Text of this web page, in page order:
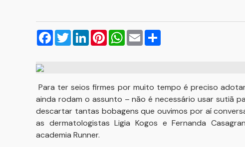
Facebook
TwitterLinkedInPinterestWhatsApp
Email
Para ter seios firmes por muito tempo é preciso
ainda rodam o assunto – não é necessário usar sutiã
descartar tantas bobagens que ouvimos por aí
as dermatologistas Ligia Kogos e Fernanda
academia Runner.